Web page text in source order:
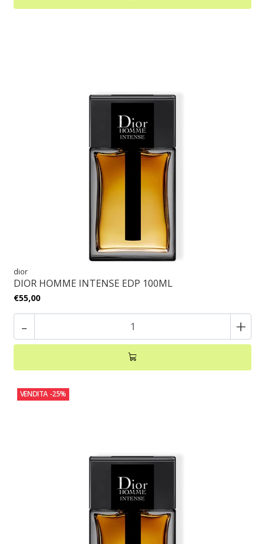
dior
DIOR HOMME INTENSE EDP 100ML
€55,00
- +
VENDITA -25%